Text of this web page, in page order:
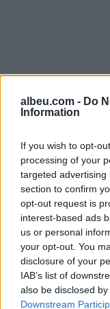
albeu.com - Do
Information
If you wish to opt-
processing of your
targeted
section to confirm
opt-out request is
interest-based ads
us or personal
your opt-out. You
disclosure of your
IAB’s list of
also be disclosed
Downstream
Shtuarmë
pushtimi i